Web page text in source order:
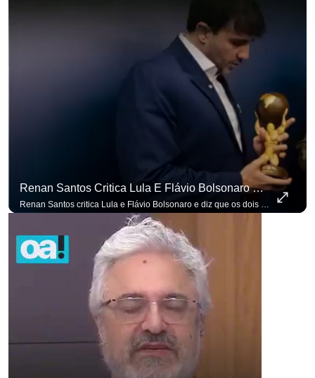
Renan Santos Critica Lula E Flávio Bolsonaro E Diz Que Os Dois São Lados Da Mesma Moeda.